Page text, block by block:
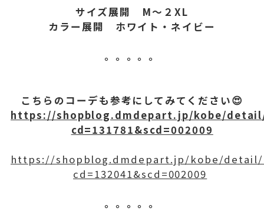
サイズ展開 M～２XL
カラー展開 ホワイト・ネイビー
。。。。。
こちらのコーデも参考にしてみてください😍
https://shopblog.dmdepart.jp/kobe/
cd=131781&scd=002009
https://shopblog.dmdepart.jp/kobe/
cd=132041&scd=002009
。。。。。